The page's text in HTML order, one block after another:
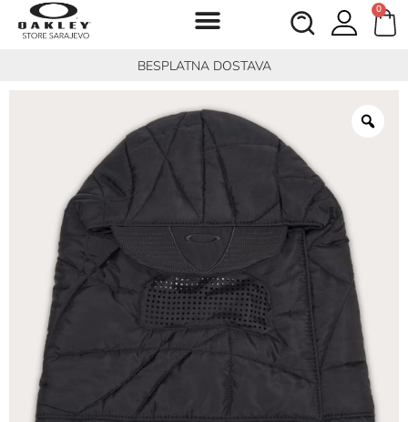
0
BESPLATNA DOSTAVA